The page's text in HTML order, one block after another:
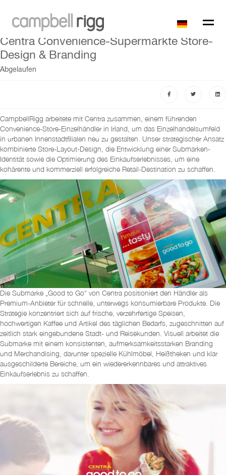
Centra Convenience-Supermärkte Store-
Design & Branding
Abgelaufen
CampbellRigg arbeitete mit Centra zusammen, einem führenden
Convenience-Store-Einzelhändler in Irland, um das Einzelhandelsumfeld
in urbanen Innenstadtfilialen neu zu gestalten. Unser strategischer Ansatz
kombinierte Store-Layout-Design, die Entwicklung einer Submarken-
Identität sowie die Optimierung des Einkaufserlebnisses, um eine
kohärente und kommerziell erfolgreiche Retail-Destination zu schaffen.
Die Submarke „Good to Go“ von Centra positioniert den Händler als
Premium-Anbieter für schnelle, unterwegs konsumierbare Produkte. Die
Strategie konzentriert sich auf frische, verzehrfertige Speisen,
hochwertigen Kaffee und Artikel des täglichen Bedarfs, zugeschnitten auf
zeitlich stark eingebundene Stadt- und Reisekunden. Visuell arbeitet die
Submarke mit einem konsistenten, aufmerksamkeitsstarken Branding
und Merchandising, darunter spezielle Kühlmöbel, Heißtheken und klar
ausgeschilderte Bereiche, um ein wiedererkennbares und attraktives
Einkaufserlebnis zu schaffen.